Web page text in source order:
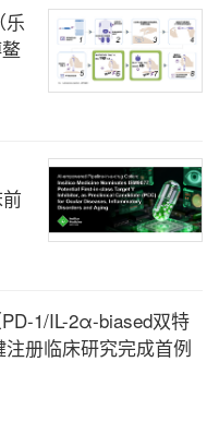
乐
1/IL-2α-biased双特
册临床研究完成首例